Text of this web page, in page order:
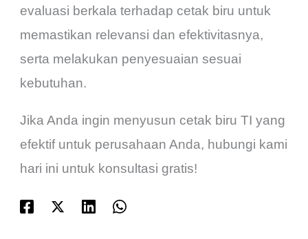
evaluasi berkala terhadap cetak biru untuk
memastikan relevansi dan efektivitasnya,
serta melakukan penyesuaian sesuai
kebutuhan.
Jika Anda ingin menyusun cetak biru TI yang
efektif untuk perusahaan Anda, hubungi kami
hari ini untuk konsultasi gratis!